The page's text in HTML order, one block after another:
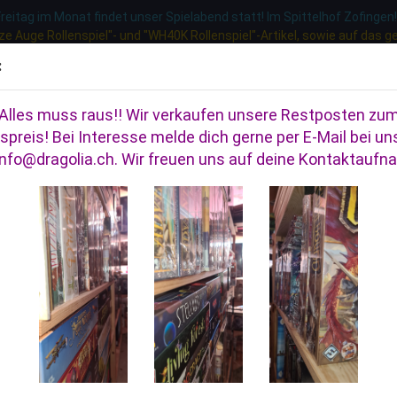
muss raus!! Wir verkaufen unsere Restposten
Bei Interesse melde dich gerne per E-Mail bei
Wir freuen uns auf deine
im Monat findet unser Spielabend statt! Im Spittelhof
Auge Rollenspiel"- und "WH40K Rollenspiel"-Artikel, sowie auf das
ROLLENSPIELE TABLETOP / MINIATURENSPIELE
» Gesellschaftsspiele » Fantasy Spiele » Würfelwelten
Sortieren nach 20 pro Seite